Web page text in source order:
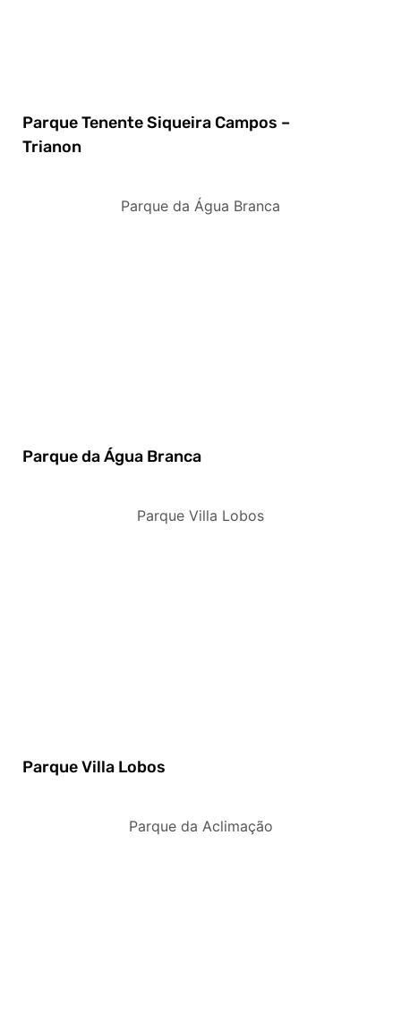
Parque Tenente Siqueira Campos –
Trianon
Parque da Água Branca
Parque da Água Branca
Parque Villa Lobos
Parque Villa Lobos
Parque da Aclimação